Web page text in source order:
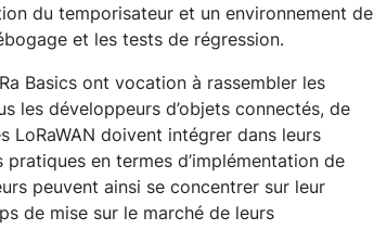
du temporisateur et un environnement de
et les tests de régression.
Basics ont vocation à rassembler les
les développeurs d’objets connectés, de
LoRaWAN doivent intégrer dans leurs
en termes d’implémentation de
peuvent ainsi se concentrer sur leur
de mise sur le marché de leurs